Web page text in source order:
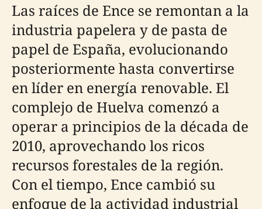
Las raíces de Ence se remontan a la
industria papelera y de pasta de
papel de España, evolucionando
posteriormente hasta convertirse
en líder en energía renovable. El
complejo de Huelva comenzó a
operar a principios de la década de
2010, aprovechando los ricos
recursos forestales de la región.
Con el tiempo, Ence cambió su
enfoque de la actividad industrial